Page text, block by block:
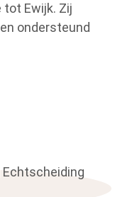
tot Ewijk. Zij
ondersteund